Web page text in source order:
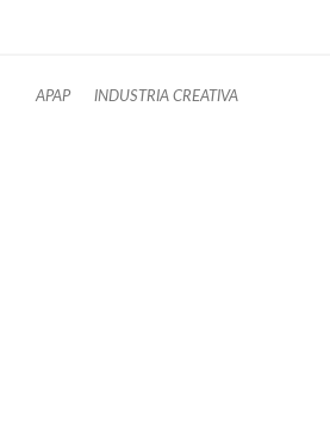
APAP INDUSTRIA CREATIVA